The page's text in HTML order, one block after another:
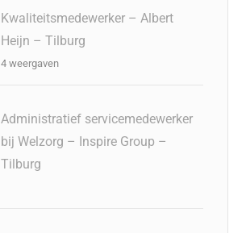
Kwaliteitsmedewerker – Albert
Heijn – Tilburg
4 weergaven
Administratief servicemedewerker
bij Welzorg – Inspire Group –
Tilburg